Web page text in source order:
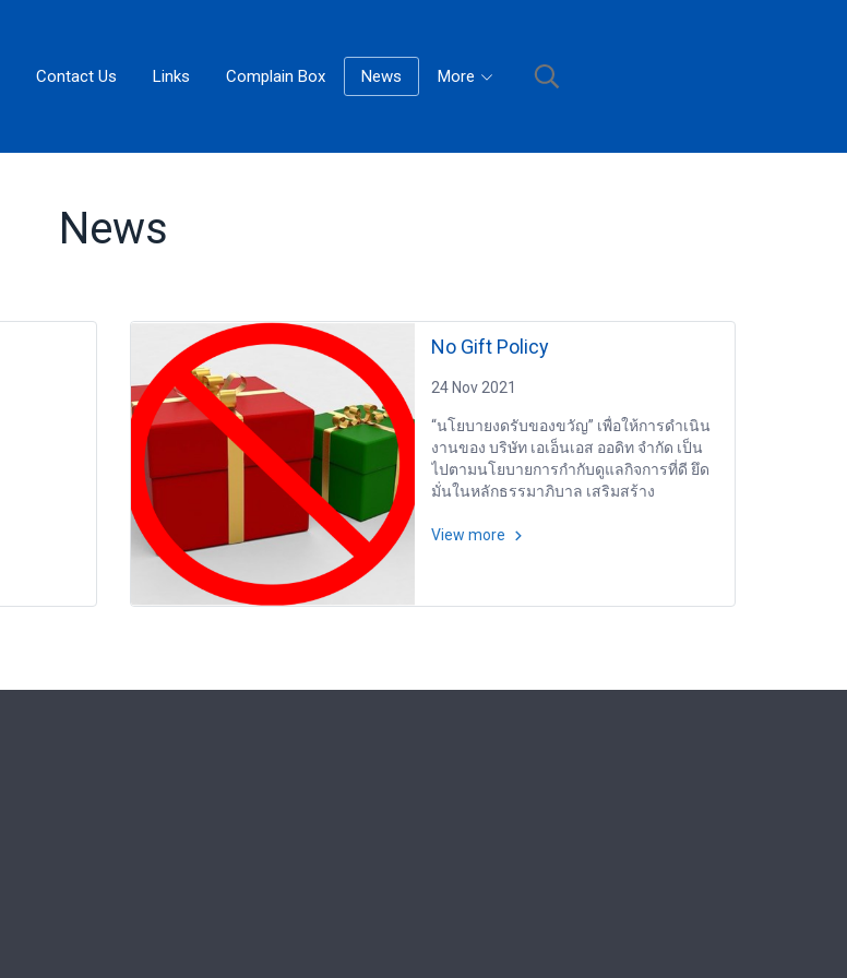
Contact Us Links Complain Box News More
News
No Gift Policy
24 Nov 2021
“นโยบายงดรับของขวัญ” เพื่อให้การดำเนิน
งานของ บริษัท เอเอ็นเอส ออดิท จำกัด เป็น
ไปตามนโยบายการกำกับดูแลกิจการที่ดี ยึด
มั่นในหลักธรรมาภิบาล เสริมสร้าง
จึงขอความร่วมมือท่านงดเว้นการมอบของ
View more